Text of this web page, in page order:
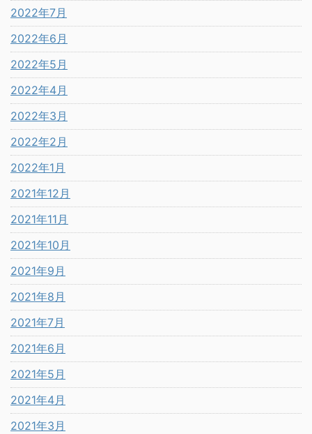
2022年7月
2022年6月
2022年5月
2022年4月
2022年3月
2022年2月
2022年1月
2021年12月
2021年11月
2021年10月
2021年9月
2021年8月
2021年7月
2021年6月
2021年5月
2021年4月
2021年3月